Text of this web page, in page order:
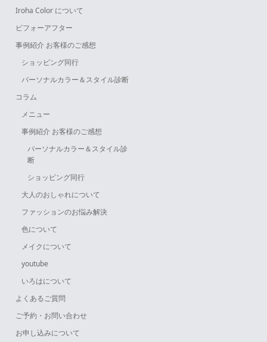
Iroha Color について
ビフォーアフター
事例紹介 お客様のご感想
ショッピング同行
パーソナルカラー＆スタイル診断
コラム
メニュー
事例紹介 お客様のご感想
パーソナルカラー＆スタイル診
断
ショッピング同行
大人のおしゃれについて
ファッションのお悩み解決
色について
メイクについて
youtube
いろはについて
よくあるご質問
ご予約・お問い合わせ
お申し込みについて